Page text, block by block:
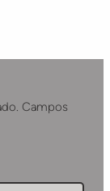
Campos